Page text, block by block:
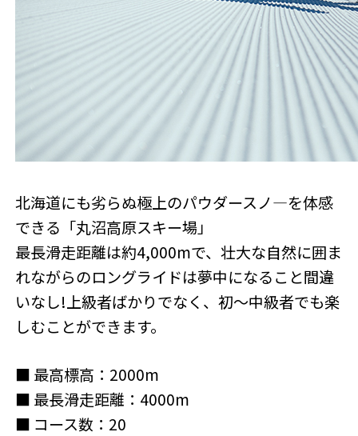
北海道にも劣らぬ極上のパウダースノ―を体感
できる「丸沼高原スキー場」
最長滑走距離は約4,000mで、壮大な自然に囲ま
れながらのロングライドは夢中になること間違
いなし!上級者ばかりでなく、初～中級者でも楽
しむことができます。
■ 最高標高：2000m
■ 最長滑走距離：4000m
■ コース数：20